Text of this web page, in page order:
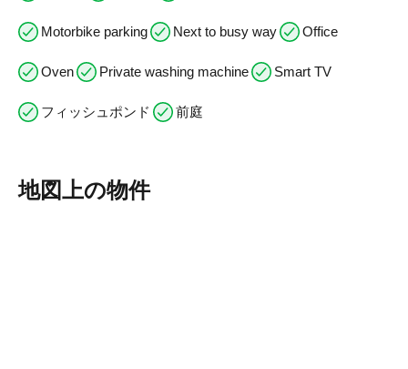
Motorbike parking Next to busy way Office
Oven Private washing machine Smart TV
フィッシュポンド 前庭
地図上の物件